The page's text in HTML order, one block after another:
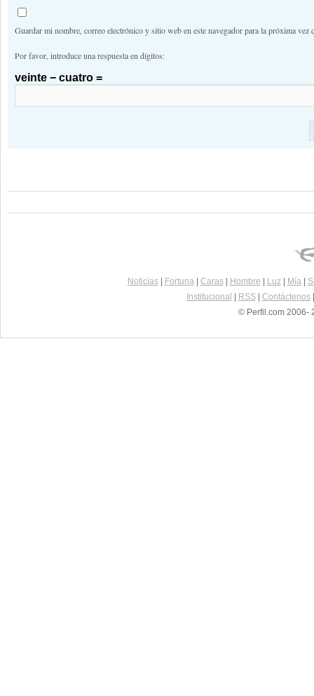
Guardar mi nombre, correo electrónico y sitio web en este navegador para la próxima vez
Por favor, introduce una respuesta en dígitos:
veinte − cuatro =
Noticias| Fortuna| Caras| Hombre | Luz| Mía|
Institucional | RSS| Contáctenos
© Perfil.com 2006-